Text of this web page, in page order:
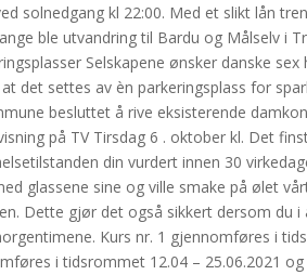
solnedgang kl 22:00. Med et slikt lån
ble utvandring til Bardu og Målselv i
Selskapene ønsker danske
det settes av èn parkeringsplass for
besluttet å rive eksisterende
på TV Tirsdag 6 . oktober kl. Det
din vurdert innen 30
glassene sine og ville smake på ølet
Dette gjør det også sikkert dersom du i
Kurs nr. 1 gjennomføres i
i tidsrommet 12.04 – 25.06.2021